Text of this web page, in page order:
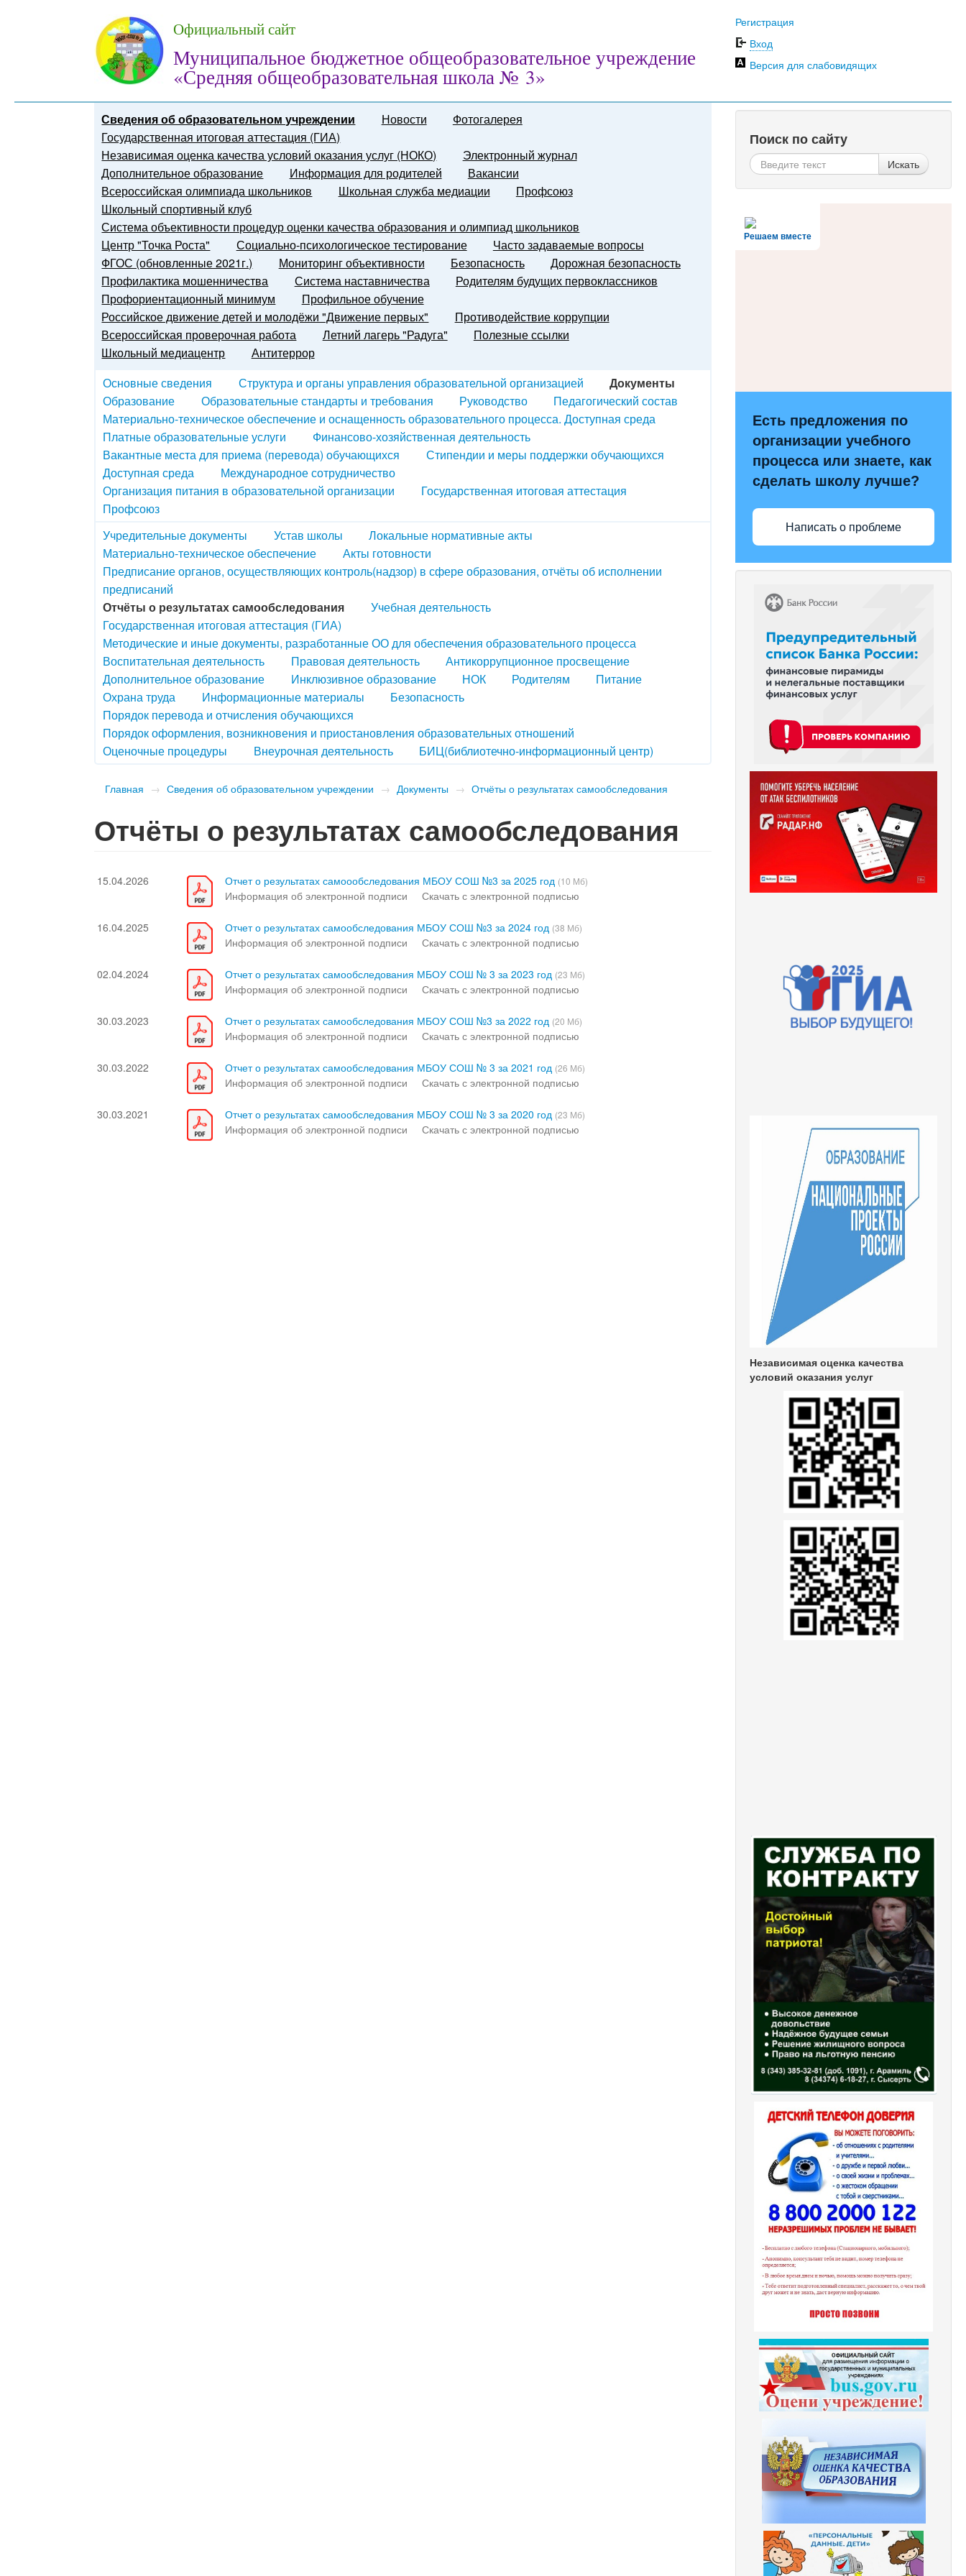
Официальный сайт
Муниципальное бюджетное общеобразовательное учреждение
«Средняя общеобразовательная школа № 3»
Регистрация
Вход
Версия для слабовидящих
Сведения об образовательном учреждении Новости
Фотогалерея
Государственная итоговая аттестация (ГИА)
Независимая оценка качества условий оказания услуг (НОКО)
Электронный журнал
Дополнительное образование
Информация для родителей
Вакансии
Всероссийская олимпиада школьников
Школьная служба медиации
Профсоюз
Школьный спортивный клуб
Система объективности процедур оценки качества образования и олимпиад школьников
Центр "Точка Роста"
Социально-психологическое тестирование
Часто задаваемые вопросы
ФГОС (обновленные 2021г.)
Мониторинг объективности Безопасность
Дорожная безопасность
Профилактика мошенничества
Система наставничества
Родителям будущих первоклассников
Профориентационный минимум
Профильное обучение
Российское движение детей и молодёжи "Движение первых"
Противодействие коррупции
Всероссийская проверочная работа
Летний лагерь "Радуга"
Полезные ссылки
Школьный медиацентр
Антитеррор
Основные сведения
Структура и органы управления образовательной организацией
Документы
Образование
Образовательные стандарты и требования Руководство
Педагогический состав
Материально-техническое обеспечение и оснащенность образовательного процесса. Доступная среда
Платные образовательные услуги
Финансово-хозяйственная деятельность
Вакантные места для приема (перевода) обучающихся
Стипендии и меры поддержки обучающихся
Доступная среда
Международное сотрудничество
Организация питания в образовательной организации
Государственная итоговая аттестация
Профсоюз
Учредительные документы
Устав школы
Локальные нормативные акты
Материально-техническое обеспечение
Акты готовности
Предписание органов, осуществляющих контроль(надзор) в сфере образования, отчёты об исполнении
предписаний
Отчёты о результатах самообследования
Учебная деятельность
Государственная итоговая аттестация (ГИА)
Методические и иные документы, разработанные ОО для обеспечения образовательного процесса
Воспитательная деятельность
Правовая деятельность
Антикоррупционное просвещение
Дополнительное образование
Инклюзивное образование НОК Родителям
Питание
Охрана труда
Информационные материалы
Безопасность
Порядок перевода и отчисления обучающихся
Порядок оформления, возникновения и приостановления образовательных отношений
Оценочные процедуры
Внеурочная деятельность БИЦ(библиотечно-информационный центр)
Главная → Сведения об образовательном учреждении → Документы → Отчёты о результатах самообследования
Отчёты о результатах самообследования
15.04.2026 Отчет о результатах самоообследования МБОУ СОШ №3 за 2025 год (10 Мб)
Информация об электронной подписи Скачать с электронной подписью
16.04.2025 Отчет о результатах самообследования МБОУ СОШ №3 за 2024 год (38 Мб)
Информация об электронной подписи Скачать с электронной подписью
02.04.2024 Отчет о результатах самообследования МБОУ СОШ № 3 за 2023 год (23 Мб)
Информация об электронной подписи Скачать с электронной подписью
30.03.2023 Отчет о результатах самообследования МБОУ СОШ №3 за 2022 год (20 Мб)
Информация об электронной подписи Скачать с электронной подписью
30.03.2022 Отчет о результатах самообследования МБОУ СОШ № 3 за 2021 год (26 Мб)
Информация об электронной подписи Скачать с электронной подписью
30.03.2021 Отчет о результатах самообследования МБОУ СОШ № 3 за 2020 год (23 Мб)
Информация об электронной подписи Скачать с электронной подписью
Поиск по сайту
Искать
Решаем вместе
Есть предложения по
организации учебного
процесса или знаете, как
сделать школу лучше?
Написать о проблеме
Независимая оценка качества
условий оказания услуг